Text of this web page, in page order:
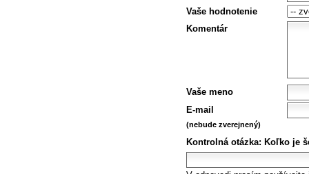
Vaše hodnotenie
Komentár
Vaše meno
E-mail
(nebude zverejnený)
Kontrolná otázka: Koľko je